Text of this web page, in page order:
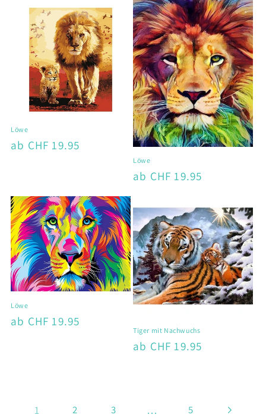
Löwe
Normaler
ab CHF 19.95
Löwe
Normaler
ab CHF 19.95
Löwe
Normaler
ab CHF 19.95
Tiger mit Nachwuchs
Normaler
ab CHF 19.95
1 2 3 … 5